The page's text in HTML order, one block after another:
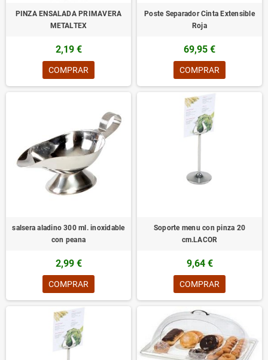
PINZA ENSALADA PRIMAVERA
METALTEX
2,19 €
COMPRAR
Poste Separador Cinta Extensible
Roja
69,95 €
COMPRAR
salsera aladino 300 ml. inoxidable
con peana
2,99 €
COMPRAR
Soporte menu con pinza 20
cm.LACOR
9,64 €
COMPRAR